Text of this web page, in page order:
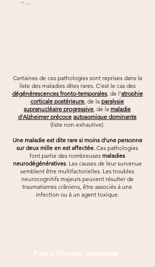
- ...
Certaines de ces pathologies sont reprises dans la
liste des maladies dites rares. C'est le cas des
dégénérescences fronto-temporales, de l'atrophie
corticale postérieure, de la paralysie
supranucléaire progressive, de la maladie
d'Alzheimer précoce autosomique dominante
(liste non-exhautive).
Une maladie est dite rare si moins d'une personne
sur deux mille en est affectée. Ces pathologies
font partie des nombreuses maladies
neurodégénératives. Les causes de leur survenue
semblent être multifactorielles. Les troubles
neurocognitifs majeurs peuvent résulter de
traumatismes crâniens, être associés à une
infection ou à un agent toxique.
Pour s'informer davantage